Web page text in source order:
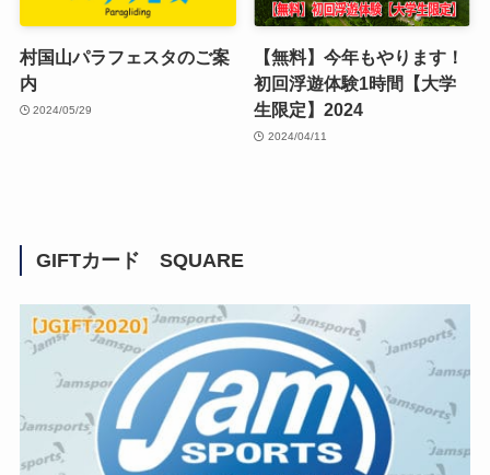
村国山パラフェスタのご案
内
2024/05/29
【無料】今年もやります！
初回浮遊体験1時間【大学
生限定】2024
2024/04/11
GIFTカード SQUARE